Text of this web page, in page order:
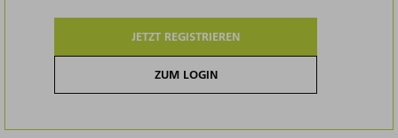
JETZT REGISTRIEREN
ZUM LOGIN